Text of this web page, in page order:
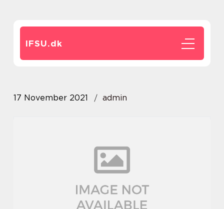
IFSU.dk
17 November 2021 admin